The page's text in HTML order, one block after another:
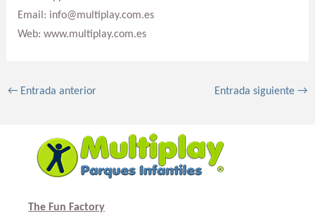
Email: info@multiplay.com.es
Web: www.multiplay.com.es
←Entrada anterior Entrada siguiente→
The Fun Factory